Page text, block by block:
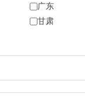
广东
甘肃